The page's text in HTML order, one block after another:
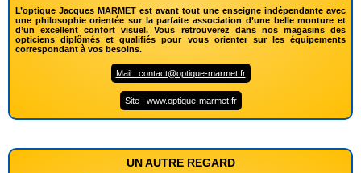
L’optique Jacques MARMET est avant tout une enseigne indépendante avec
une philosophie orientée sur la parfaite association d’une belle monture et
d’un excellent confort visuel. Vous retrouverez dans nos magasins des
opticiens diplômés et qualifiés pour vous orienter sur les équipements
correspondant à vos besoins.
Mail : contact@optique-marmet.fr
Site : www.optique-marmet.fr
UN AUTRE REGARD